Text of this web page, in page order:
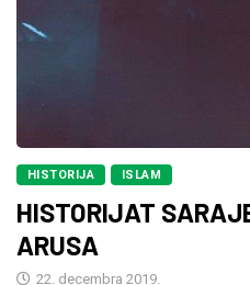
HISTORIJA ISLAM
HISTORIJAT
ARUSA
22. decembra 2019.